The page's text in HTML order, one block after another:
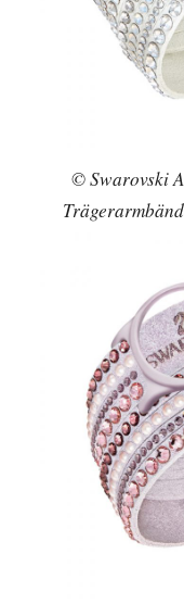
© Swarovski